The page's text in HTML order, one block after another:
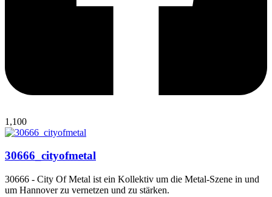
1,100
30666_cityofmetal
30666 - City Of Metal ist ein Kollektiv um die Metal-Szene in und
um Hannover zu vernetzen und zu stärken.